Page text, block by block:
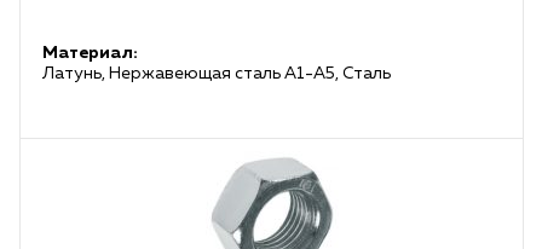
Материал:
Латунь, Нержавеющая сталь А1-А5, Сталь